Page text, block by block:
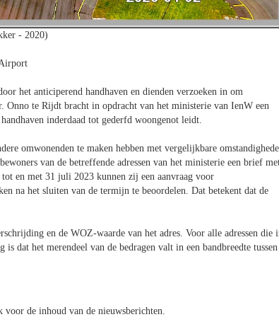
- 2020)
het anticiperend handhaven en dienden verzoeken in om
Onno te Rijdt bracht in opdracht van het ministerie van IenW een
inderdaad tot gederfd woongenot leidt.
omwonenden te maken hebben met vergelijkbare
van de betreffende adressen van het ministerie een brief
en met 31 juli 2023 kunnen zij een aanvraag voor
na het sluiten van de termijn te beoordelen. Dat betekent dat de
en de WOZ-waarde van het adres. Voor alle adressen die
dat het merendeel van de bedragen valt in een bandbreedte tussen
de inhoud van de nieuwsberichten.